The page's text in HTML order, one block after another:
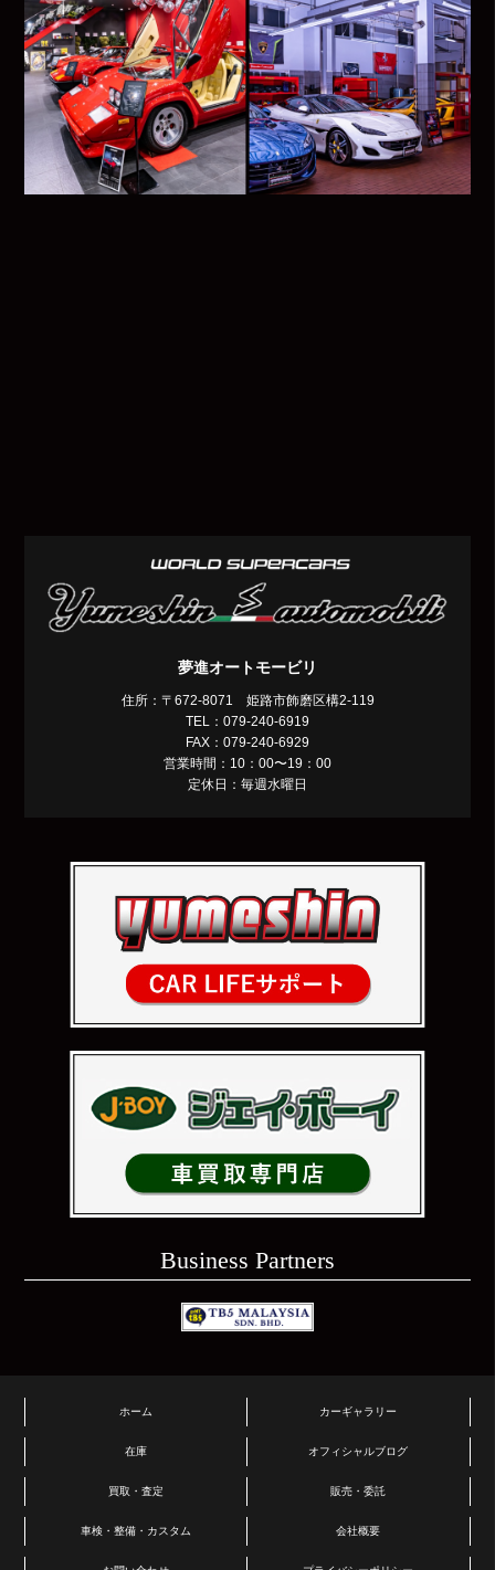
夢進オートモービリ
住所：〒672-8071 姫路市飾磨区構2-119
TEL：079-240-6919
FAX：079-240-6929
営業時間：10：00〜19：00
定休日：毎週水曜日
Business Partners
ホーム カーギャラリー
在庫 オフィシャルブログ
買取・査定 販売・委託
車検・整備・カスタム 会社概要